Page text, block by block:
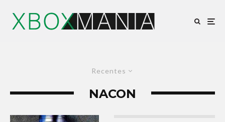
Recentes
NACON